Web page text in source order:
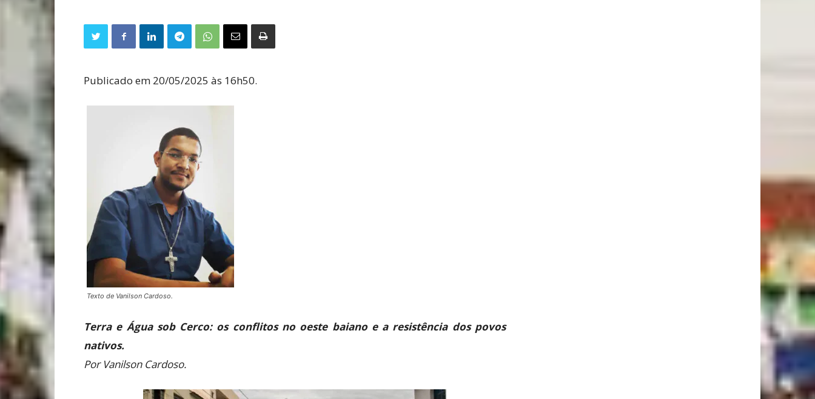
Publicado em 20/05/2025 às 16h50.
Texto de Vanilson Cardoso.
Terra e Água sob Cerco: os conflitos no oeste baiano e a resistência dos povos
nativos.
Por Vanilson Cardoso.